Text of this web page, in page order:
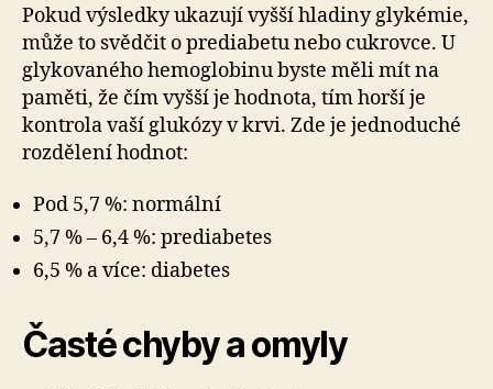
Pokud výsledky ukazují vyšší hladiny glykémie,
může to svědčit o prediabetu nebo cukrovce. U
glykovaného hemoglobinu byste měli mít na
paměti, že čím vyšší je hodnota, tím horší je
kontrola vaší glukózy v krvi. Zde je jednoduché
rozdělení hodnot:
Pod 5,7 %: normální
5,7 % – 6,4 %: prediabetes
6,5 % a více: diabetes
Časté chyby a omyly